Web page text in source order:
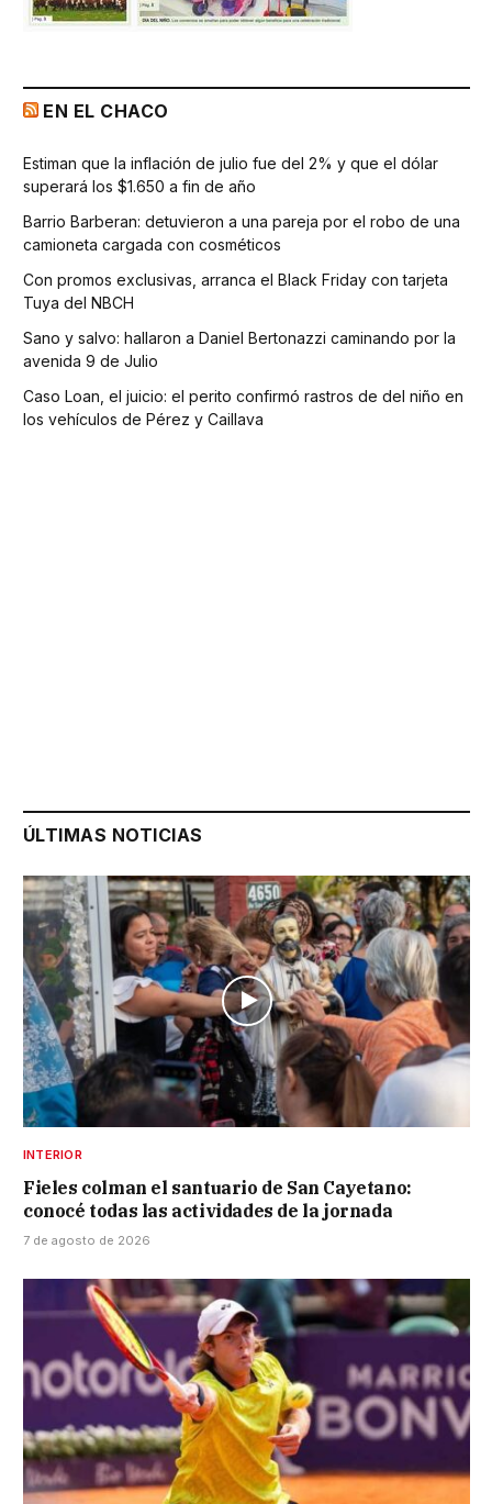
EN EL CHACO
Estiman que la inflación de julio fue del 2% y que el dólar
superará los $1.650 a fin de año
Barrio Barberan: detuvieron a una pareja por el robo de una
camioneta cargada con cosméticos
Con promos exclusivas, arranca el Black Friday con tarjeta
Tuya del NBCH
Sano y salvo: hallaron a Daniel Bertonazzi caminando por la
avenida 9 de Julio
Caso Loan, el juicio: el perito confirmó rastros de del niño en
los vehículos de Pérez y Caillava
ÚLTIMAS NOTICIAS
INTERIOR
Fieles colman el santuario de San Cayetano:
conocé todas las actividades de la jornada
7 de agosto de 2026